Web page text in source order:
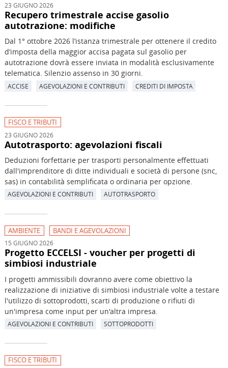
23 GIUGNO 2026
Recupero trimestrale accise gasolio
autotrazione: modifiche
Dal 1° ottobre 2026 l’istanza trimestrale per ottenere il credito
d’imposta della maggior accisa pagata sul gasolio per
autotrazione dovrà essere inviata in modalità esclusivamente
telematica. Silenzio assenso in 30 giorni.
ACCISE AGEVOLAZIONI E CONTRIBUTI CREDITI DI IMPOSTA
FISCO E TRIBUTI
23 GIUGNO 2026
Autotrasporto: agevolazioni fiscali
Deduzioni forfettarie per trasporti personalmente effettuati
dall'imprenditore di ditte individuali e società di persone (snc,
sas) in contabilità semplificata o ordinaria per opzione.
AGEVOLAZIONI E CONTRIBUTI AUTOTRASPORTO
AMBIENTE BANDI E AGEVOLAZIONI
15 GIUGNO 2026
Progetto ECCELSI - voucher per progetti di
simbiosi industriale
I progetti ammissibili dovranno avere come obiettivo la
realizzazione di iniziative di simbiosi industriale volte a testare
l'utilizzo di sottoprodotti, scarti di produzione o rifiuti di
un'impresa come input per un'altra impresa.
AGEVOLAZIONI E CONTRIBUTI SOTTOPRODOTTI
FISCO E TRIBUTI